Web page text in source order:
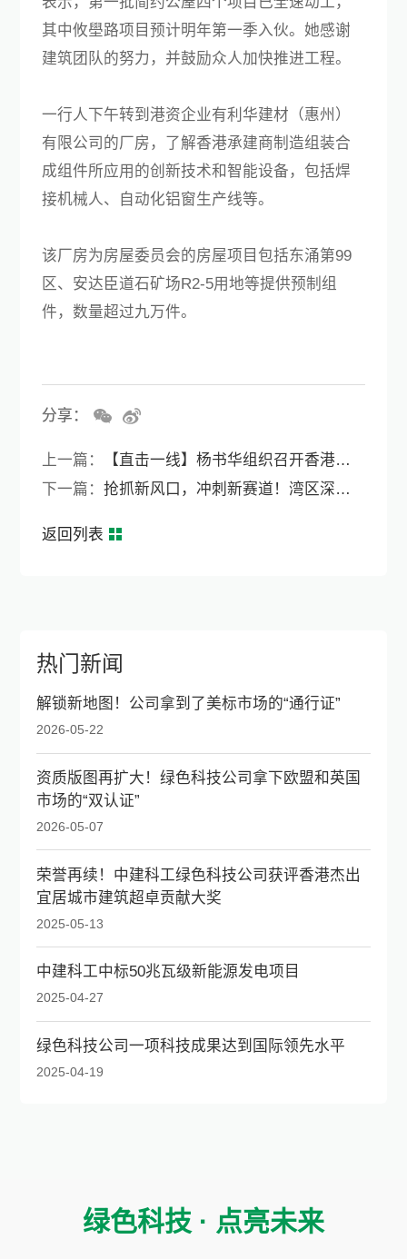
其中攸壆路项目预计明年第一季入伙。她感谢
建筑团队的努力，并鼓励众人加快推进工程。
一行人下午转到港资企业有利华建材（惠州）
有限公司的厂房，了解香港承建商制造组装合
成组件所应用的创新技术和智能设备，包括焊
接机械人、自动化铝窗生产线等。
该厂房为房屋委员会的房屋项目包括东涌第99
区、安达臣道石矿场R2-5用地等提供预制组
件，数量超过九万件。
分享：
上一篇：
【直击一线】杨书华组织召开香港简约公屋SS M518项目履约推进系列会议
下一篇：
抢抓新风口，冲刺新赛道！湾区深潮BIPV产业联盟成立
返回列表
热门新闻
解锁新地图！公司拿到了美标市场的“通行证”
2026-05-22
资质版图再扩大！绿色科技公司拿下欧盟和英国
市场的“双认证”
2026-05-07
荣誉再续！中建科工绿色科技公司获评香港杰出
宜居城市建筑超卓贡献大奖
2025-05-13
中建科工中标50兆瓦级新能源发电项目
2025-04-27
绿色科技公司一项科技成果达到国际领先水平
2025-04-19
绿色科技 · 点亮未来